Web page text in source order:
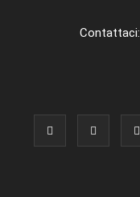
Contattaci: